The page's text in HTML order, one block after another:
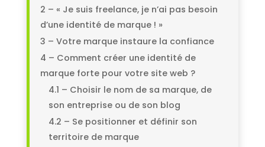
2 – « Je suis freelance, je n’ai pas besoin
d’une identité de marque ! »
3 – Votre marque instaure la confiance
4 – Comment créer une identité de
marque forte pour votre site web ?
4.1 – Choisir le nom de sa marque, de
son entreprise ou de son blog
4.2 – Se positionner et définir son
territoire de marque